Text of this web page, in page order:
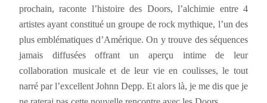
prochain, raconte l’histoire des Doors, l’alchimie entre 4
artistes ayant constitué un groupe de rock mythique, l’un des
plus emblématiques d’Amérique. On y trouve des séquences
jamais diffusées offrant un aperçu intime de leur
collaboration musicale et de leur vie en coulisses, le tout
narré par l’excellent Johnn Depp. Et alors là, je me dis que je